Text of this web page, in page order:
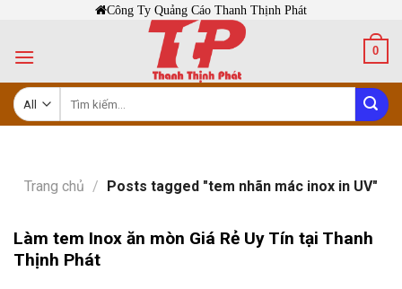
content
Công Ty Quảng Cáo Thanh Thịnh Phát
0
kiếm:
Trang chủ / Posts tagged "tem nhãn mác inox in UV"
Làm tem Inox ăn mòn Giá Rẻ Uy Tín tại Thanh
Thịnh Phát